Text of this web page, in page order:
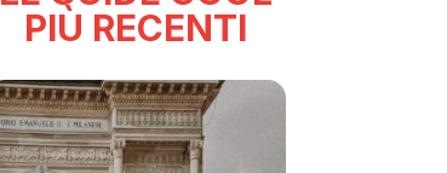
PIÙ RECENTI